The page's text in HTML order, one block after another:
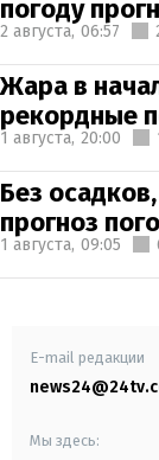
погоду
2 августа, 06:57
Жара в
рекордные
1 августа, 20:00
Без
прогноз
1 августа, 09:05
E-mail редакции
Мы здесь: